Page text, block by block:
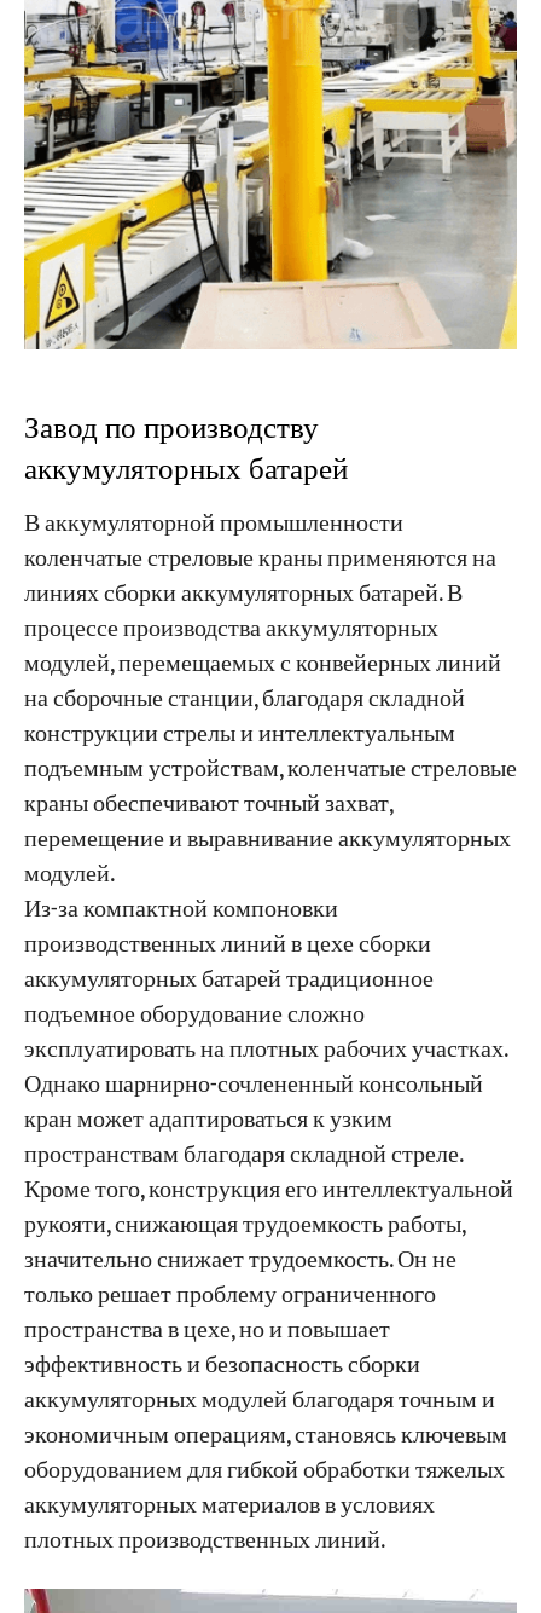
Завод по производству
аккумуляторных батарей
В аккумуляторной промышленности
коленчатые стреловые краны применяются на
линиях сборки аккумуляторных батарей. В
процессе производства аккумуляторных
модулей, перемещаемых с конвейерных линий
на сборочные станции, благодаря складной
конструкции стрелы и интеллектуальным
подъемным устройствам, коленчатые стреловые
краны обеспечивают точный захват,
перемещение и выравнивание аккумуляторных
модулей.
Из-за компактной компоновки
производственных линий в цехе сборки
аккумуляторных батарей традиционное
подъемное оборудование сложно
эксплуатировать на плотных рабочих участках.
Однако шарнирно-сочлененный консольный
кран может адаптироваться к узким
пространствам благодаря складной стреле.
Кроме того, конструкция его интеллектуальной
рукояти, снижающая трудоемкость работы,
значительно снижает трудоемкость. Он не
только решает проблему ограниченного
пространства в цехе, но и повышает
эффективность и безопасность сборки
аккумуляторных модулей благодаря точным и
экономичным операциям, становясь ключевым
оборудованием для гибкой обработки тяжелых
аккумуляторных материалов в условиях
плотных производственных линий.